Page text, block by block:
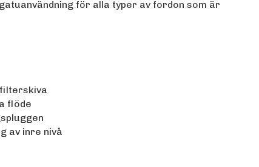
för alla typer av fordon som är
flöde
av inre nivå